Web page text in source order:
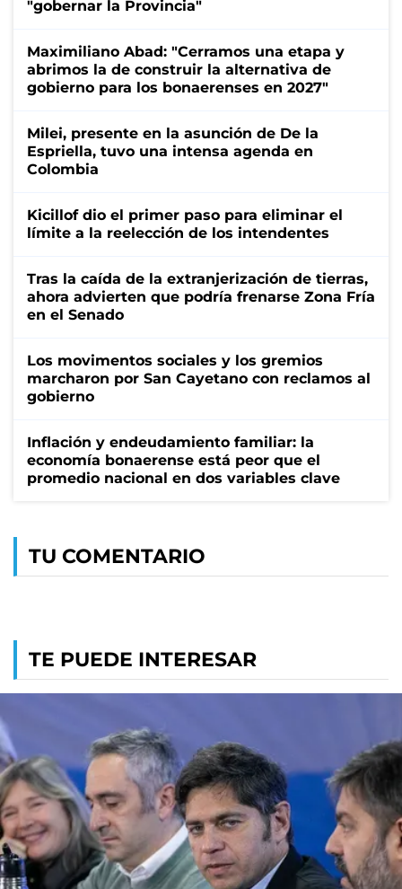
"gobernar la Provincia"
Maximiliano Abad: "Cerramos una etapa y
abrimos la de construir la alternativa de
gobierno para los bonaerenses en 2027"
Milei, presente en la asunción de De la
Espriella, tuvo una intensa agenda en
Colombia
Kicillof dio el primer paso para eliminar el
límite a la reelección de los intendentes
Tras la caída de la extranjerización de tierras,
ahora advierten que podría frenarse Zona Fría
en el Senado
Los movimentos sociales y los gremios
marcharon por San Cayetano con reclamos al
gobierno
Inflación y endeudamiento familiar: la
economía bonaerense está peor que el
promedio nacional en dos variables clave
TU COMENTARIO
TE PUEDE INTERESAR